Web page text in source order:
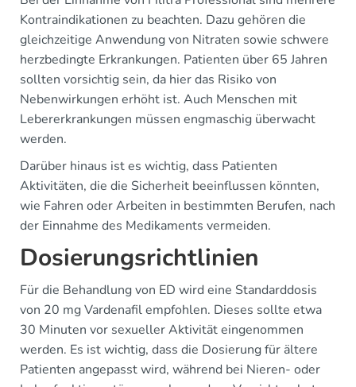
Kontraindikationen zu beachten. Dazu gehören die
gleichzeitige Anwendung von Nitraten sowie schwere
herzbedingte Erkrankungen. Patienten über 65 Jahren
sollten vorsichtig sein, da hier das Risiko von
Nebenwirkungen erhöht ist. Auch Menschen mit
Lebererkrankungen müssen engmaschig überwacht
werden.
Darüber hinaus ist es wichtig, dass Patienten
Aktivitäten, die die Sicherheit beeinflussen könnten,
wie Fahren oder Arbeiten in bestimmten Berufen, nach
der Einnahme des Medikaments vermeiden.
Dosierungsrichtlinien
Für die Behandlung von ED wird eine Standarddosis
von 20 mg Vardenafil empfohlen. Dieses sollte etwa
30 Minuten vor sexueller Aktivität eingenommen
werden. Es ist wichtig, dass die Dosierung für ältere
Patienten angepasst wird, während bei Nieren- oder